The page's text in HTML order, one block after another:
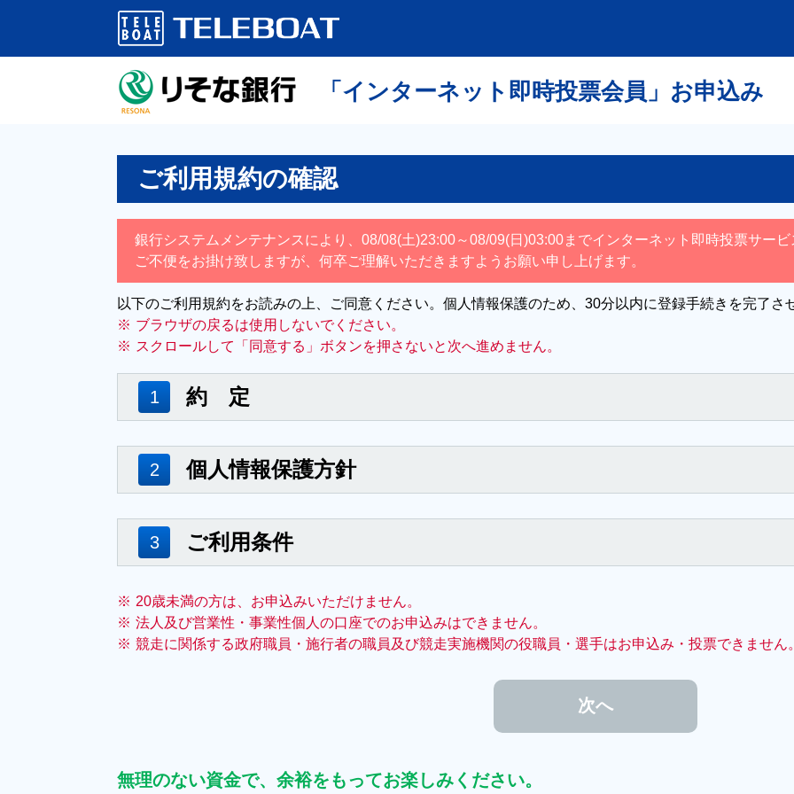
「インターネット即時投票会員」お申込み
ご利用規約の確認
銀行システムメンテナンスにより、08/08(土)23:00～08/09(日)03:00までインターネット即時投票サー
ご不便をお掛け致しますが、何卒ご理解いただきますようお願い申し上げます。
以下のご利用規約をお読みの上、ご同意ください。個人情報保護のため、30分以内に登録手続きを完了さ
※ ブラウザの戻るは使用しないでください。
※ スクロールして「同意する」ボタンを押さないと次へ進めません。
※ 20歳未満の方は、お申込みいただけません。
※ 法人及び営業性・事業性個人の口座でのお申込みはできません。
※ 競走に関係する政府職員・施行者の職員及び競走実施機関の役職員・選手はお申込み・投票できません
無理のない資金で、余裕をもってお楽しみください。